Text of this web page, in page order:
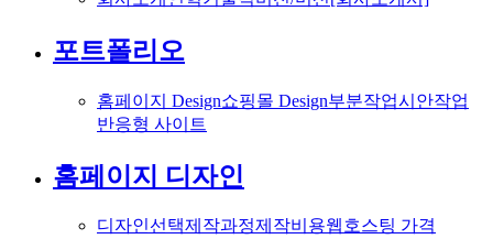
포트폴리오
홈페이지 Design쇼핑몰 Design부분작업시안작업
반응형 사이트
홈페이지 디자인
디자인선택제작과정제작비용웹호스팅 가격